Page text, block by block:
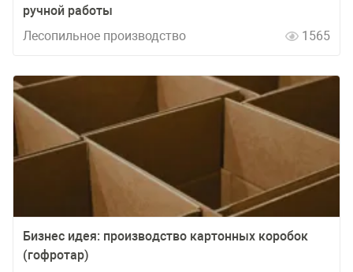
ручной работы
Лесопильное производство
1565
Бизнес идея: производство картонных коробок
(гофротар)